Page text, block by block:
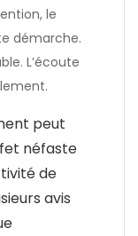
le
démarche.
L’écoute
peut
néfaste
de
avis